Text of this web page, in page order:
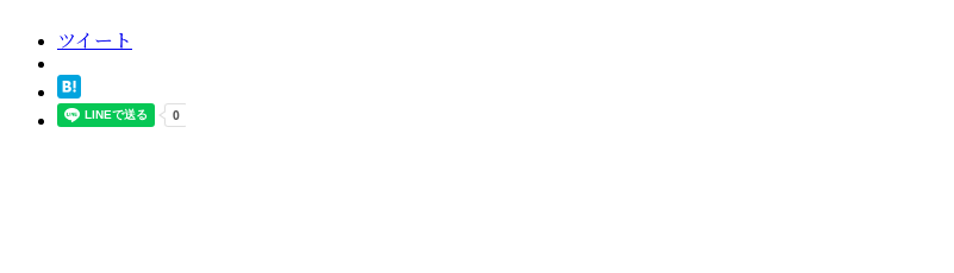
ツイート